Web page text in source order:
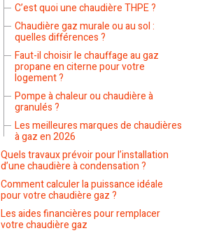
C’est quoi une chaudière THPE ?
Chaudière gaz murale ou au sol :
quelles différences ?
Faut-il choisir le chauffage au gaz
propane en citerne pour votre
logement ?
Pompe à chaleur ou chaudière à
granulés ?
Les meilleures marques de chaudières
à gaz en 2026
Quels travaux prévoir pour l’installation
d’une chaudière à condensation ?
Comment calculer la puissance idéale
pour votre chaudière gaz ?
Les aides financières pour remplacer
votre chaudière gaz